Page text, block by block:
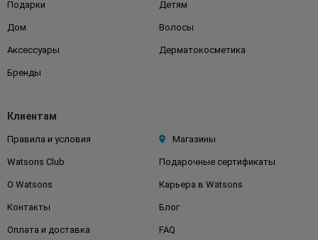
Подарки Детям
Дом Волосы
Аксессуары Дерматокосметика
Бренды
Клиентам
Правила и условия Магазины
Watsons Club Подарочные сертификаты
О Watsons Карьера в Watsons
Контакты Блог
Оплата и доставка FAQ